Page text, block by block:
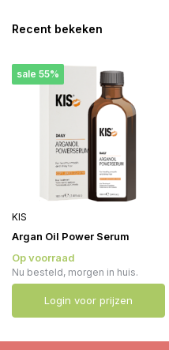
Recent bekeken
sale 55%
KIS
Argan Oil Power Serum
Op voorraad
Nu besteld, morgen in huis.
Login voor prijzen